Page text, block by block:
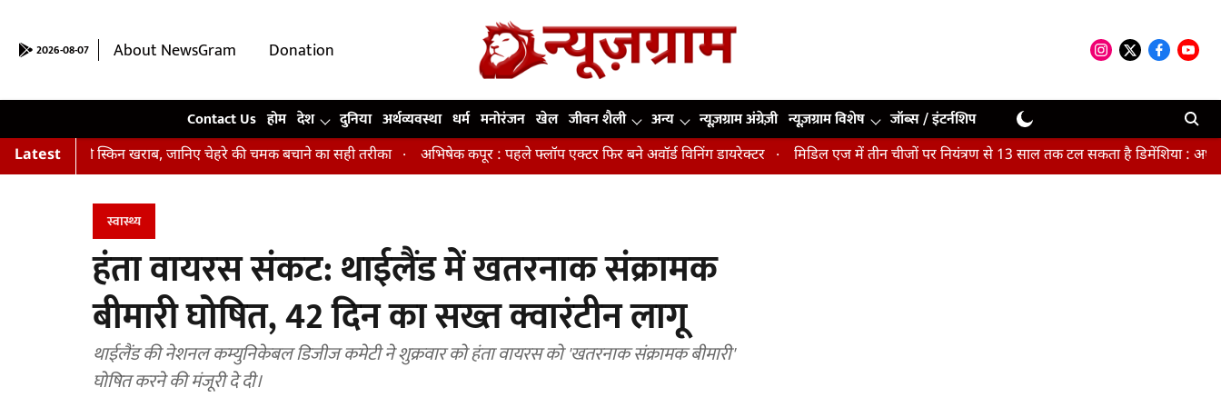
2026-08-07 About NewsGram
Donation
Contact Us होम देश दुनिया अर्थव्यवस्था धर्म मनोरंजन खेल जीवन शैली अन्य न्यूज़ग्राम अंग्रेज़ी न्यूज़ग्राम विशेष जॉब्स / इंटर्नशिप
Latest
स्किन खराब, जानिए चेहरे की चमक बचाने का सही तरीका अभिषेक कपूर : पहले फ्लॉप एक्टर फिर बने अवॉर्ड विनिंग डायरेक्टर मिडिल एज में तीन चीजों पर नियंत्रण से 13 साल तक टल सकता है डिमेंशिया : अध्ययन
स्वास्थ्य
हंता वायरस संकट: थाईलैंड में खतरनाक संक्रामक
बीमारी घोषित, 42 दिन का सख्त क्वारंटीन लागू
थाईलैंड की नेशनल कम्युनिकेबल डिजीज कमेटी ने शुक्रवार को हंता वायरस को 'खतरनाक संक्रामक बीमारी'
घोषित करने की मंजूरी दे दी।